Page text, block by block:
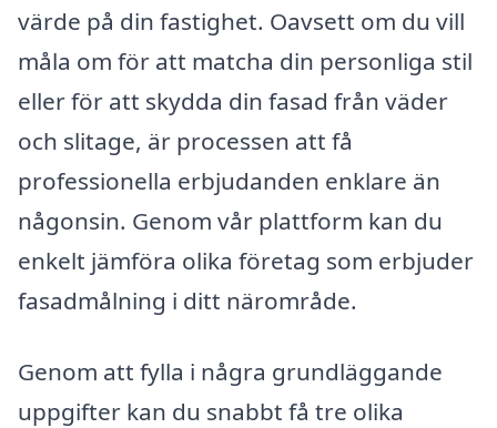
värde på din fastighet. Oavsett om du vill
måla om för att matcha din personliga stil
eller för att skydda din fasad från väder
och slitage, är processen att få
professionella erbjudanden enklare än
någonsin. Genom vår plattform kan du
enkelt jämföra olika företag som erbjuder
fasadmålning i ditt närområde.
Genom att fylla i några grundläggande
uppgifter kan du snabbt få tre olika